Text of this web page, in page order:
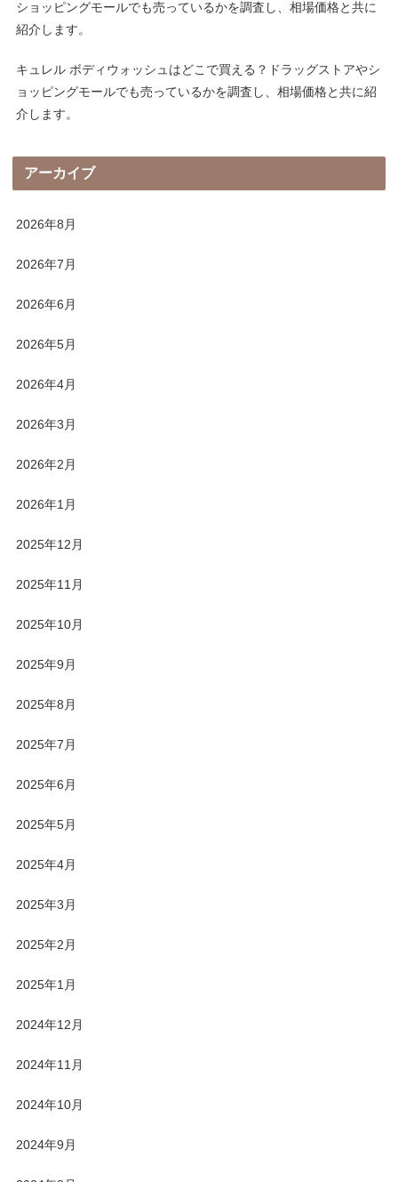
ショッピングモールでも売っているかを調査し、相場価格と共に
紹介します。
キュレル ボディウォッシュはどこで買える？ドラッグストアやシ
ョッピングモールでも売っているかを調査し、相場価格と共に紹
介します。
アーカイブ
2026年8月
2026年7月
2026年6月
2026年5月
2026年4月
2026年3月
2026年2月
2026年1月
2025年12月
2025年11月
2025年10月
2025年9月
2025年8月
2025年7月
2025年6月
2025年5月
2025年4月
2025年3月
2025年2月
2025年1月
2024年12月
2024年11月
2024年10月
2024年9月